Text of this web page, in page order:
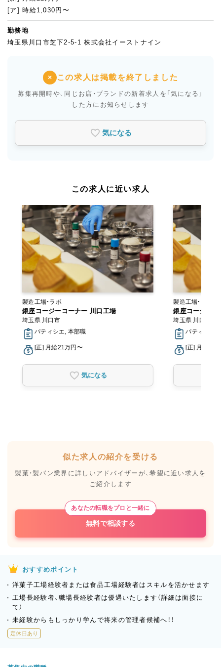
[ア] 時給1,030円〜
勤務地
埼玉県川口市芝下2-5-1 株式会社イーストナイン
× この求人は掲載を終了しました
募集再開時や、同じお店・ブランドの新着求人を 「気になる」
した方にお知らせします
気になる
この求人に近い求人
製造工場・ラボ
銀座コージーコーナー 川口工場
埼玉県 川口市
パティシエ, 本部職
[正] 月給21万円〜
気になる
製造工場・ラボ
銀座コージー
埼玉県 川口市
パティシエ,
[正] 月給21
似た求人の紹介を受ける
製菓・製パン業界に詳しいアドバイザーが、希望に近い求人を
ご紹介します
あなたの転職をプロと一緒に
無料で相談する
おすすめポイント
洋菓子工場経験者または食品工場経験者はスキルを活かせます
工場長経験者、職場長経験者は優遇いたします（詳細は面接に
て）
未経験からもしっかり学んで将来の管理者候補へ！！
定休日あり